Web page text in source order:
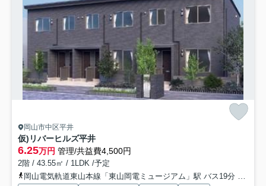
岡山市中区平井
仮)リバーヒルズ平井
6.25万円 管理/共益費4,500円
2階 / 43.55㎡ / 1LDK /予定
岡山電気軌道東山本線「東山岡電ミュージアム」駅 バス19分 「四軒屋」 停歩3分